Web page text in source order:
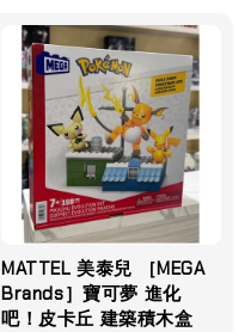
MATTEL 美泰兒 ［MEGA
Brands］寶可夢 進化
吧！皮卡丘 建築積木盒